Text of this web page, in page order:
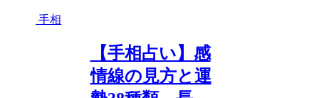
手相
【手相占い】感
情線の見方と運